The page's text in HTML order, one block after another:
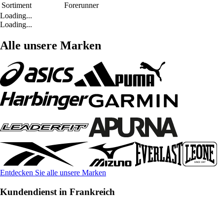
Sortiment
Forerunner
Loading...
Loading...
Alle unsere Marken
Entdecken Sie alle unsere Marken
Kundendienst in Frankreich